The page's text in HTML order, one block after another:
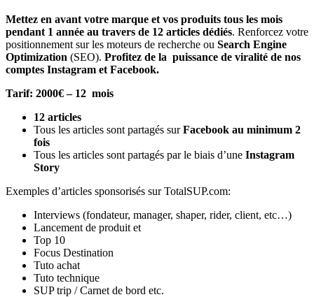
Mettez en avant votre marque et vos produits tous les mois
pendant 1 année au travers de 12 articles dédiés. Renforcez votre
positionnement sur les moteurs de recherche ou Search Engine
Optimization (SEO). Profitez de la puissance de viralité de nos
comptes Instagram et Facebook.
Tarif: 2000€ – 12 mois
12 articles
Tous les articles sont partagés surFacebook au minimum 2
fois
Tous les articles sont partagés par le biais d’une Instagram
Story
Exemples d’articles sponsorisés sur TotalSUP.com:
Interviews (fondateur, manager, shaper, rider, client, etc…)
Lancement de produit et
Top 10
Focus Destination
Tuto achat
Tuto technique
SUP trip / Carnet de bord etc.